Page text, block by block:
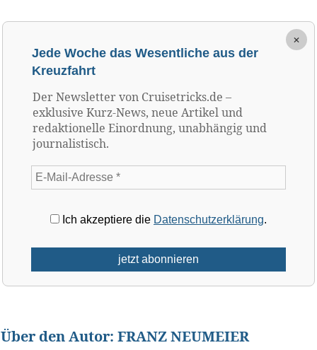
×
Jede Woche das Wesentliche aus der
Kreuzfahrt
Der Newsletter von Cruisetricks.de –
exklusive Kurz-News, neue Artikel und
redaktionelle Einordnung, unabhängig und
journalistisch.
Ich akzeptiere die Datenschutzerklärung.
Über den Autor: FRANZ NEUMEIER